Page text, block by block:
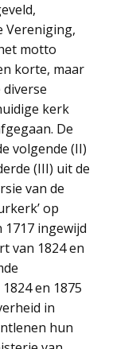
Vereniging,
motto
korte, maar
kerk
De
volgende (II)
(III) uit de
van de
op
1717 ingewijd
van 1824 en
en 1875
in
hun